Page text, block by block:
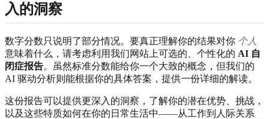
入的洞察
数字分数只说明了部分情况。要真正理解你的结果对你 个人
意味着什么，请考虑利用我们网站上可选的、个性化的 AI 自
闭症报告。虽然标准分数能给你一个大致的概念，但我们的
AI 驱动分析则能根据你的具体答案，提供一份详细的解读。
这份报告可以提供更深入的洞察，了解你的潜在优势、挑战，
以及这些特质如何在你的日常生活中——从工作到人际关系